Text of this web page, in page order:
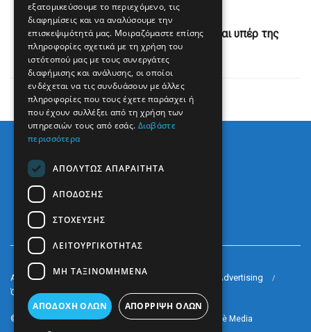
Next Post
Σοφία Ζαχαράκη για Πανελλήνιες: Είμαι υπέρ της
κατάργησης
Arkè Media Group Radio Preveza 93
Arkè Advertising
Όροι και Προϋποθέσεις
Επικοινωνία
© 2022PrevezapostInspired byArkè AdvPartner of Arkè Media
εξατομικεύσουμε το περιεχόμενο, τις
διαφημίσεις και να αναλύσουμε την
επισκεψιμότητά μας. Μοιραζόμαστε επίσης
πληροφορίες σχετικά με τη χρήση του
ιστότοπού μας με τους συνεργάτες
διαφήμισης και ανάλυσης, οι οποίοι
ενδέχεται να τις συνδυάσουν με άλλες
πληροφορίες που τους έχετε παράσχει ή
που έχουν συλλέξει από τη χρήση των
υπηρεσιών τους από εσάς. Διαβάστε
περισσότερα
ΑΠΟΛΎΤΩΣ ΑΠΑΡΑΊΤΗΤΑ
ΑΠΌΔΟΣΗΣ
ΣΤΌΧΕΥΣΗΣ
ΛΕΙΤΟΥΡΓΙΚΌΤΗΤΑΣ
ΜΗ ΤΑΞΙΝΟΜΗΜΈΝΑ
ΑΠΟΔΟΧΉ ΌΛΩΝ ΑΠΌΡΡΙΨΗ ΌΛΩΝ